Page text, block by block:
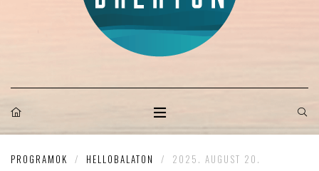
PROGRAMOK / HELLOBALATON / 2025. AUGUST 20.